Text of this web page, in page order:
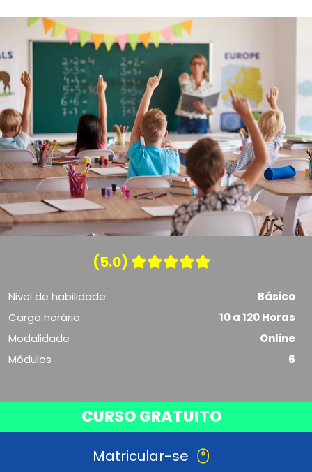
(5.0)
Nivel de habilidade
Básico
Carga horária
10 a 120 Horas
Modalidade
Online
Módulos
6
CURSO GRATUITO
Matricular-se